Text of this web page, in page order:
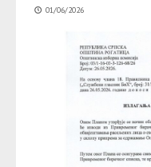
01/06/2026